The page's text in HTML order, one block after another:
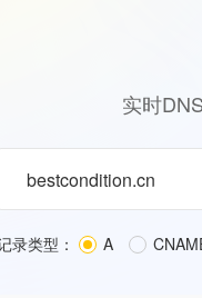
实时
录类型： A